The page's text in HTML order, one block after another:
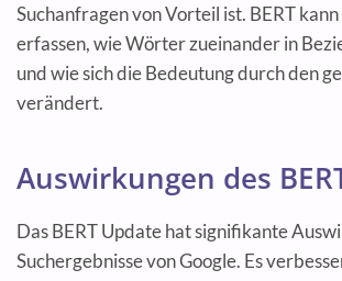
Suchanfragen von Vorteil ist. BERT
erfassen, wie Wörter zueinander in
und wie sich die Bedeutung durch den
verändert.
Auswirkungen des
Das BERT Update hat signifikante
Suchergebnisse von Google. Es